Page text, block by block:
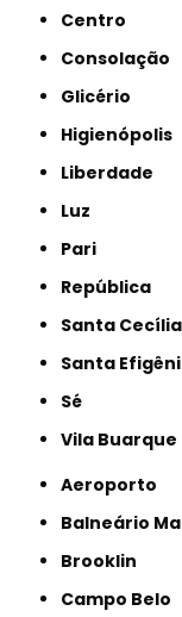
Centro
Consolação
Glicério
Higienópolis
Liberdade
Luz
Pari
República
Santa Cecília
Santa
Sé
Vila Buarque
Aeroporto
Balneário
Brooklin
Campo Belo